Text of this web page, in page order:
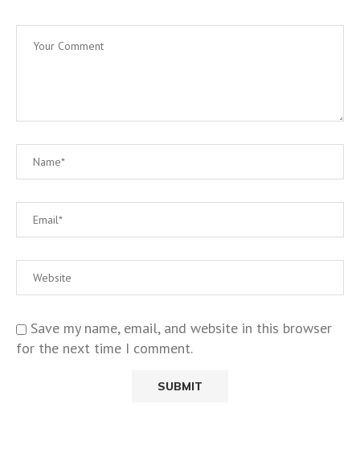
Save my name, email, and website in this browser
for the next time I comment.